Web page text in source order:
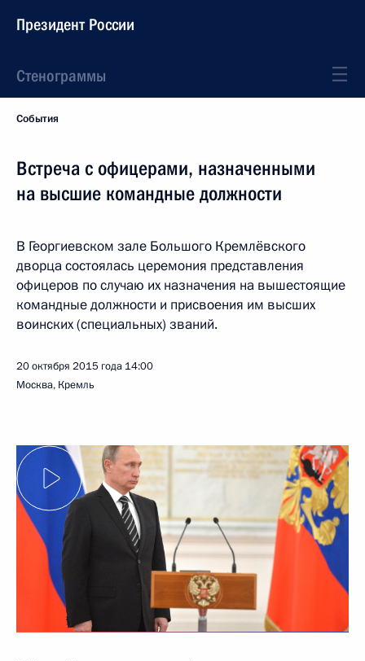
Президент России
Стенограммы
События
Встреча с офицерами, назначенными
на высшие командные должности
В Георгиевском зале Большого Кремлёвского
дворца состоялась церемония представления
офицеров по случаю их назначения на вышестоящие
командные должности и присвоения им высших
воинских (специальных) званий.
20 октября 2015 года 14:00
Москва, Кремль